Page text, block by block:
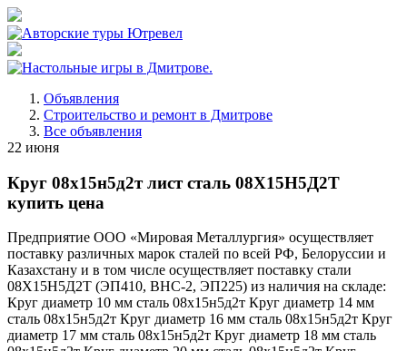
Объявления
Строительство и ремонт в Дмитрове
Все объявления
22 июня
Круг 08х15н5д2т лист сталь 08X15H5Д2T
купить цена
Предприятие ООО «Мировая Металлургия» осуществляет
поставку различных марок сталей по всей РФ, Белоруссии и
Казахстану и в том числе осуществляет поставку стали
08Х15Н5Д2Т (ЭП410, ВНС-2, ЭП225) из наличия на складе:
Круг диаметр 10 мм сталь 08х15н5д2т Круг диаметр 14 мм
сталь 08х15н5д2т Круг диаметр 16 мм сталь 08х15н5д2т Круг
диаметр 17 мм сталь 08х15н5д2т Круг диаметр 18 мм сталь